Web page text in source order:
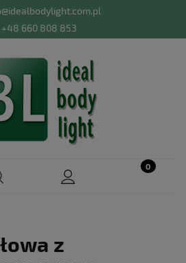
+48 660 808 853
z